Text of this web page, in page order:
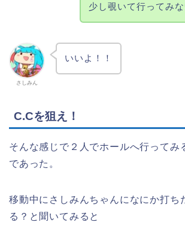
少し覗いて行ってみな
さしみん
いいよ！！
C.Cを狙え！
そんな感じで２人でホールへ行ってみ
であった。
移動中にさしみんちゃんになにか打ち
る？と聞いてみると